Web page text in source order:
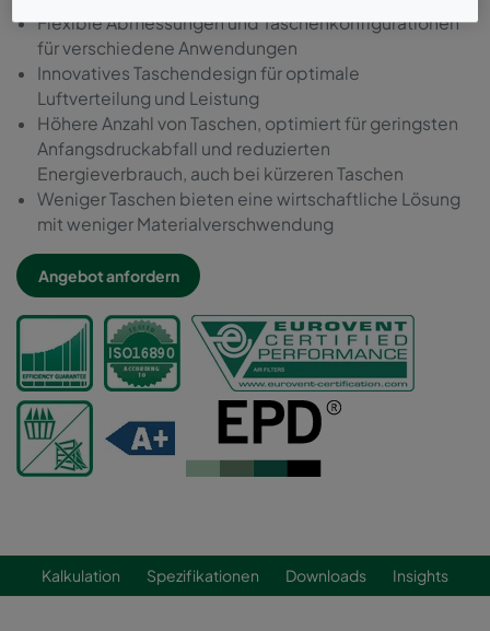
Flexible Abmessungen und Taschenkonfigurationen
für verschiedene Anwendungen
Innovatives Taschendesign für optimale
Luftverteilung und Leistung
Höhere Anzahl von Taschen, optimiert für geringsten
Anfangsdruckabfall und reduzierten
Energieverbrauch, auch bei kürzeren Taschen
Weniger Taschen bieten eine wirtschaftliche Lösung
mit weniger Materialverschwendung
Angebot anfordern
Kalkulation Spezifikationen Downloads Insights